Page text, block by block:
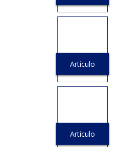
Artículo
Artículo